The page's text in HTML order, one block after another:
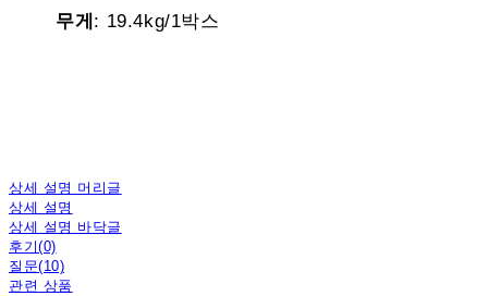
무게 : 19.4kg/1박스
상세 설명 머리글
상세 설명
상세 설명 바닥글
후기(0)
질문(10)
관련 상품